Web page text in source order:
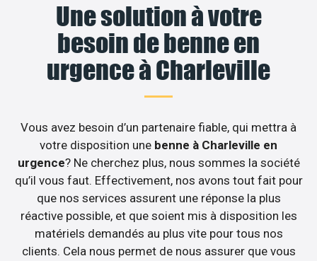
Une solution à votre
besoin de benne en
urgence à Charleville
Vous avez besoin d’un partenaire fiable, qui mettra à
votre disposition une benne à Charleville en
urgence? Ne cherchez plus, nous sommes la société
qu’il vous faut. Effectivement, nos avons tout fait pour
que nos services assurent une réponse la plus
réactive possible, et que soient mis à disposition les
matériels demandés au plus vite pour tous nos
clients. Cela nous permet de nous assurer que vous